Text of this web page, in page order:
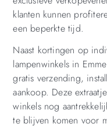
klanten kunnen
een beperkte tijd.
Naast kortingen op
lampenwinkels in
gratis verzending,
aankoop. Deze
winkels nog
te blijven komen voor